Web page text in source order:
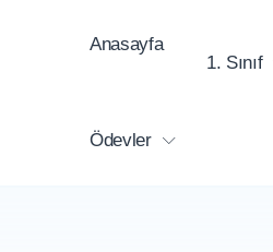
Anasayfa
1. Sınıf
Ödevler